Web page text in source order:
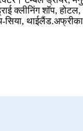
क्लीनिंग शॉप,
सिया,